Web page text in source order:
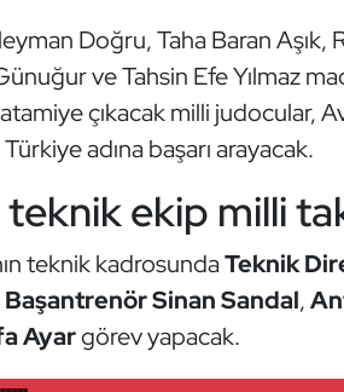
Doğru, Taha Baran Aşık,
ve Tahsin Efe Yılmaz
çıkacak milli judocular,
adına başarı arayacak.
ekip milli
teknik kadrosundaTeknik
Başantrenör Sinan Sandal,
Ayargörev yapacak.